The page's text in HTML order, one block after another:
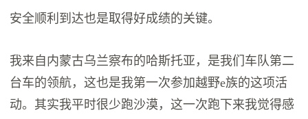
安全顺利到达也是取得好成绩的关键。
我来自内蒙古乌兰察布的哈斯托亚，是我们车队第二
台车的领航，这也是我第一次参加越野e族的这项活
动。其实我平时很少跑沙漠，这一次跑下来我觉得感